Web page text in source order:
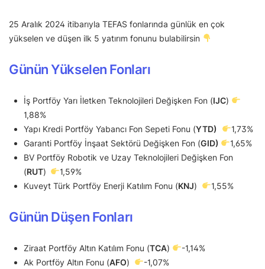
25 Aralık 2024 itibarıyla TEFAS fonlarında günlük en çok
yükselen ve düşen ilk 5 yatırım fonunu bulabilirsin
Günün Yükselen Fonları
İş Portföy Yarı İletken Teknolojileri Değişken Fon (IJC)
1,88%
Yapı Kredi Portföy Yabancı Fon Sepeti Fonu (YTD)
1,73%
Garanti Portföy İnşaat Sektörü Değişken Fon (GID)
1,65%
BV Portföy Robotik ve Uzay Teknolojileri Değişken Fon
(RUT)
1,59%
Kuveyt Türk Portföy Enerji Katılım Fonu (KNJ) 1,55%
Günün Düşen Fonları
Ziraat Portföy Altın Katılım Fonu (TCA)
-1,14%
Ak Portföy Altın Fonu (AFO)
-1,07%